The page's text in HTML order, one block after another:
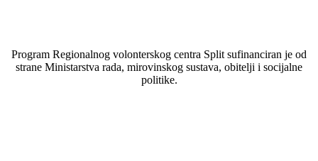
Program Regionalnog volonterskog centra Split sufinanciran je od
strane Ministarstva rada, mirovinskog sustava, obitelji i socijalne
politike.